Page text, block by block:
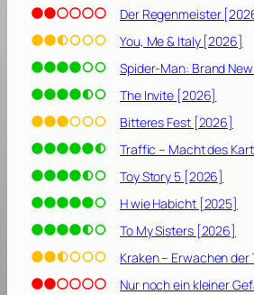
Der Regenmeister
You, Me & Italy [2026]
Spider-Man: Brand
The Invite [2026]
Bitteres Fest [2026]
Traffic – Macht des
Toy Story 5 [2026]
H wie Habicht [2025]
To My Sisters [2026]
Kraken – Erwachen
Nur noch ein kleiner